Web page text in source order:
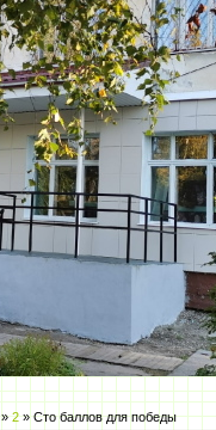
» 2» Сто баллов для победы